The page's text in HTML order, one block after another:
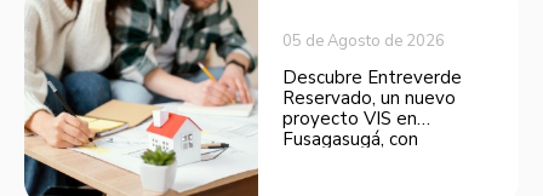
05 de Agosto de 2026
Descubre Entreverde
Reservado, un nuevo
proyecto VIS en
Fusagasugá, con